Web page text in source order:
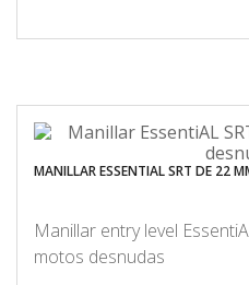
MANILLAR ESSENTIAL SRT DE 22
Manillar entry level
motos desnudas